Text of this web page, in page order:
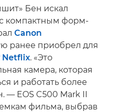
Бен искал
компактным форм-
Canon
ранее приобрел для
Netflix. «Это
камера, которая
и работать более
— EOS C500 Mark II
фильма, выбрав